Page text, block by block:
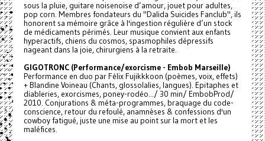
sous la pluie, guitare noisenoise d’amour, jouet pour adultes,
pop corn. Membres fondateurs du "Dalida Suicides Fanclub", ils
honorent sa mémoire grâce à l'ingestion régulière d’un stock
de médicaments périmés. Leur musique convient aux enfants
hyperactifs, chiens du cosmos, spasmophiles dépressifs
nageant dans la joie, chirurgiens à la retraite.
GIGOTRONC (Performance/exorcisme - Embob Marseille)
Performance en duo par Félix Fujikkkoon (poèmes, voix, effets)
+ Blandine Voineau (Chants, glossolalies, langues). Epitaphes et
diableries, exorcismes, poney-rodéo.../ 30 min/ EmbobProd/
2010. Conjurations & méta-programmes, braquage du code-
conscience, retour du refoulé, anamnèses & confessions d'un
cowboy fatigué, juste une mise au point sur la mort et les
maléfices.